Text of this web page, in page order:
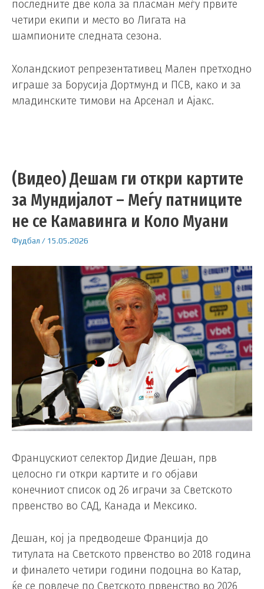
последните две кола за пласман меѓу првите
четири екипи и место во Лигата на
шампионите следната сезона.
Холандскиот репрезентативец Мален претходно
играше за Борусија Дортмунд и ПСВ, како и за
младинските тимови на Арсенал и Ајакс.
(Видео) Дешам ги откри картите
за Мундијалот – Меѓу патниците
не се Камавинга и Коло Муани
Фудбал / 15.05.2026
Францускиот селектор Дидие Дешан, прв
целосно ги откри картите и го објави
конечниот список од 26 играчи за Светското
првенство во САД, Канада и Мексико.
Дешан, кој ја предводеше Франција до
титулата на Светското првенство во 2018 година
и финалето четири години подоцна во Катар,
ќе се повлече по Светското првенство во 2026